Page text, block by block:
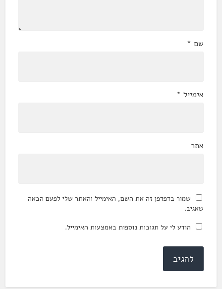
שם *
אימייל *
אתר
שמור בדפדפן זה את השם, האימייל והאתר שלי לפעם הבאה
שאגיב.
הודע לי על תגובות נוספות באמצעות האימייל.